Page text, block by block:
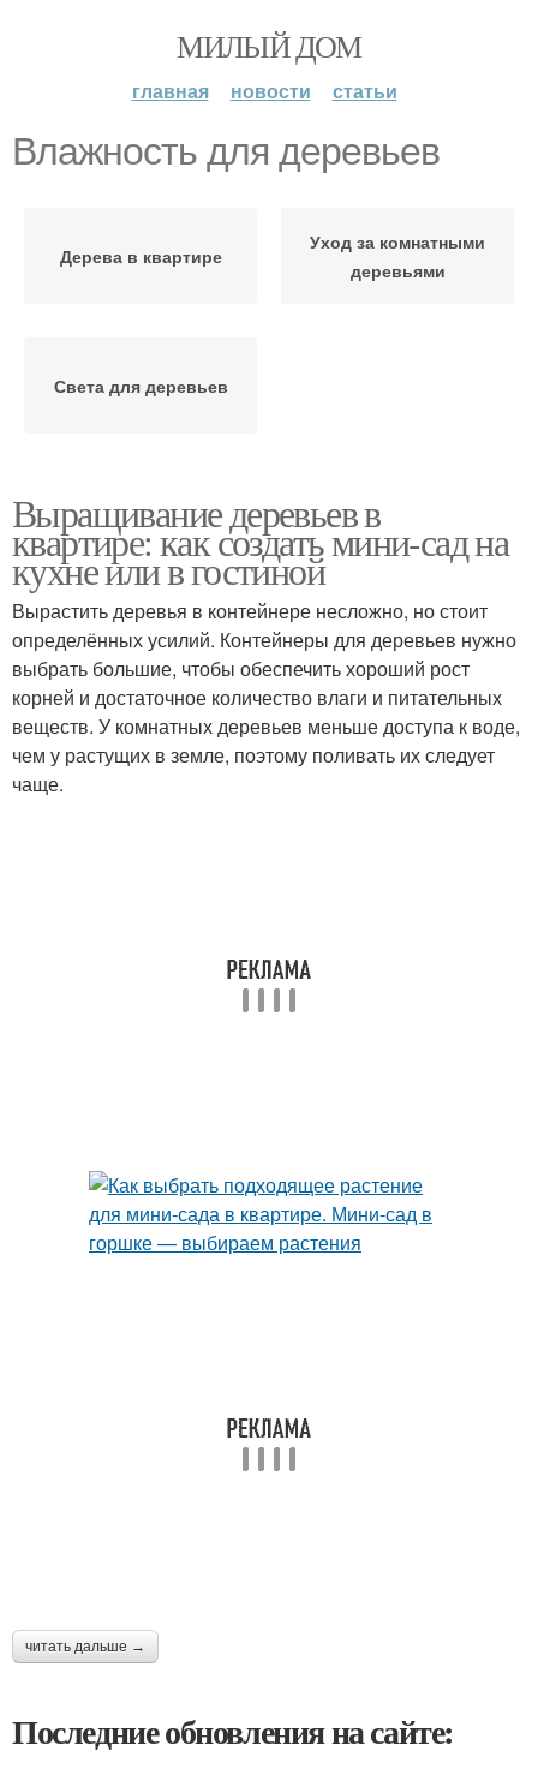
МИЛЫЙ ДОМ
главная новости статьи
Влажность для деревьев
Дерева в квартире
Уход за комнатными
деревьями
Света для деревьев
Выращивание деревьев в
квартире: как создать мини-сад на
кухне или в гостиной
Вырастить деревья в контейнере несложно, но стоит
определённых усилий. Контейнеры для деревьев нужно
выбрать большие, чтобы обеспечить хороший рост
корней и достаточное количество влаги и питательных
веществ. У комнатных деревьев меньше доступа к воде,
чем у растущих в земле, поэтому поливать их следует
чаще.
читать дальше →
Последние обновления на сайте: